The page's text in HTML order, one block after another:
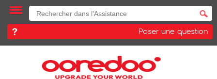
Poser une question